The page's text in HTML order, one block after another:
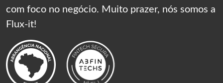
com foco no negócio. Muito prazer, nós somos a
Flux-it!